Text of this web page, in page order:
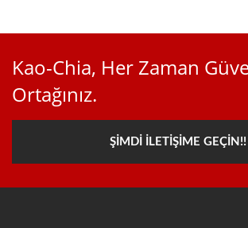
Kao-Chia, Her Zaman
Ortağınız.
ŞIMDI İLETIŞIME GEÇIN!!